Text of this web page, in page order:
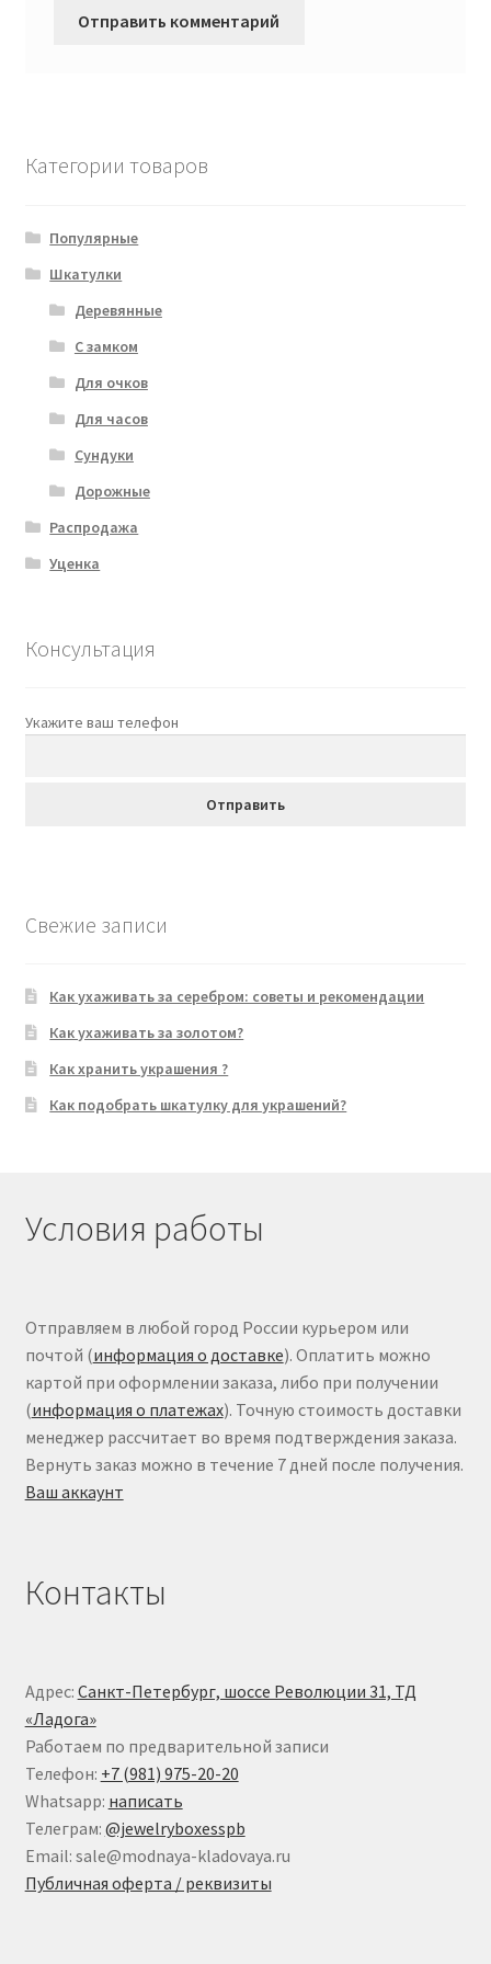
Категории товаров
Популярные
Шкатулки
Деревянные
С замком
Для очков
Для часов
Сундуки
Дорожные
Распродажа
Уценка
Консультация
Укажите ваш телефон
Свежие записи
Как ухаживать за серебром: советы и рекомендации
Как ухаживать за золотом?
Как хранить украшения ?
Как подобрать шкатулку для украшений?
Условия работы
Отправляем в любой город России курьером или
почтой (информация о доставке). Оплатить можно
картой при оформлении заказа, либо при получении
(информация о платежах). Точную стоимость доставки
менеджер рассчитает во время подтверждения заказа.
Вернуть заказ можно в течение 7 дней после получения.
Ваш аккаунт
Контакты
Адрес: Санкт-Петербург, шоссе Революции 31, ТД
«Ладога»
Работаем по предварительной записи
Телефон: +7 (981) 975-20-20
Whatsapp: написать
Телеграм: @jewelryboxesspb
Email: sale@modnaya-kladovaya.ru
Публичная оферта / реквизиты